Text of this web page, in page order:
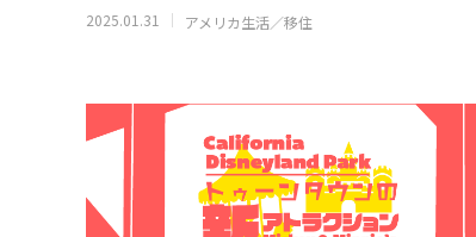
開のすごさ
いて話していきたいなと思っています。
2025.01.31 アメリカ生活／移住